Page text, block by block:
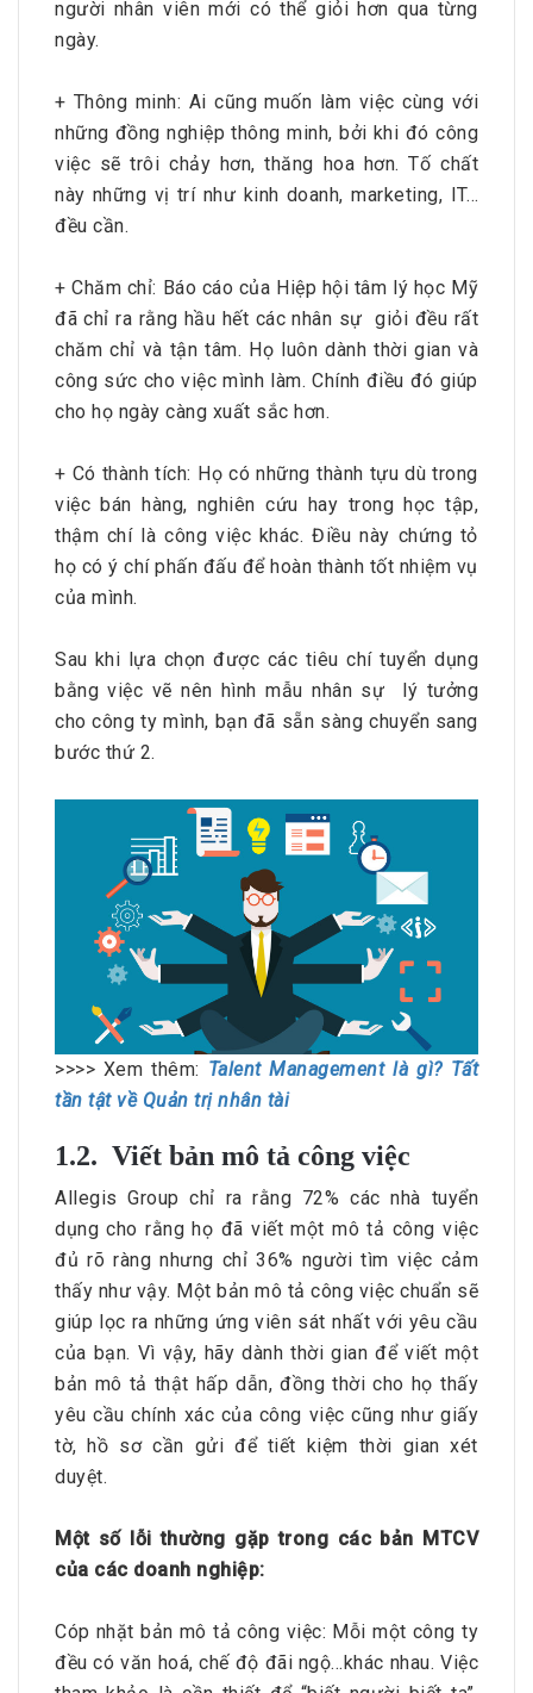
người nhân viên mới có thể giỏi hơn qua từng
ngày.
+ Thông minh: Ai cũng muốn làm việc cùng với
những đồng nghiệp thông minh, bởi khi đó công
việc sẽ trôi chảy hơn, thăng hoa hơn. Tố chất
này những vị trí như kinh doanh, marketing, IT…
đều cần.
+ Chăm chỉ: Báo cáo của Hiệp hội tâm lý học Mỹ
đã chỉ ra rằng hầu hết các nhân sự giỏi đều rất
chăm chỉ và tận tâm. Họ luôn dành thời gian và
công sức cho việc mình làm. Chính điều đó giúp
cho họ ngày càng xuất sắc hơn.
+ Có thành tích: Họ có những thành tựu dù trong
việc bán hàng, nghiên cứu hay trong học tập,
thậm chí là công việc khác. Điều này chứng tỏ
họ có ý chí phấn đấu để hoàn thành tốt nhiệm vụ
của mình.
Sau khi lựa chọn được các tiêu chí tuyển dụng
bằng việc vẽ nên hình mẫu nhân sự lý tưởng
cho công ty mình, bạn đã sẵn sàng chuyển sang
bước thứ 2.
>>>> Xem thêm: Talent Management là gì? Tất
tần tật về Quản trị nhân tài
1.2. Viết bản mô tả công việc
Allegis Group chỉ ra rằng 72% các nhà tuyển
dụng cho rằng họ đã viết một mô tả công việc
đủ rõ ràng nhưng chỉ 36% người tìm việc cảm
thấy như vậy. Một bản mô tả công việc chuẩn sẽ
giúp lọc ra những ứng viên sát nhất với yêu cầu
của bạn. Vì vậy, hãy dành thời gian để viết một
bản mô tả thật hấp dẫn, đồng thời cho họ thấy
yêu cầu chính xác của công việc cũng như giấy
tờ, hồ sơ cần gửi để tiết kiệm thời gian xét
duyệt.
Một số lỗi thường gặp trong các bản MTCV
của các doanh nghiệp:
Cóp nhặt bản mô tả công việc: Mỗi một công ty
đều có văn hoá, chế độ đãi ngộ…khác nhau. Việc